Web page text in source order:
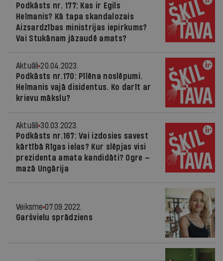
Podkāsts nr. 177: Kas ir Egils
Helmanis? Kā tapa skandalozais
Aizsardzības ministrijas iepirkums?
Vai Stukānam jāzaudē amats?
Aktuāli 20.04.2023.
Podkāsts nr.170: Pīlēna noslēpumi.
Helmanis vajā disidentus. Ko darīt ar
krievu mākslu?
Aktuāli 30.03.2023.
Podkāsts nr.167: Vai izdosies savest
kārtībā Rīgas ielas? Kur slēpjas visi
prezidenta amata kandidāti? Ogre —
mazā Ungārija
Veiksme 07.09.2022.
Garšvielu sprādziens